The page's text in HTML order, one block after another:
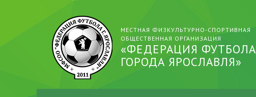
МЕСТНАЯ ФИЗКУЛЬТУРНО-СПОРТИВНАЯ
ОБЩЕСТВЕННАЯ ОРГАНИЗАЦИЯ
«ФЕДЕРАЦИЯ ФУТБОЛА
ГОРОДА ЯРОСЛАВЛЯ»